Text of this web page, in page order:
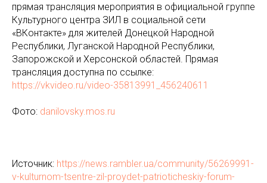
прямая трансляция мероприятия в официальной группе
Культурного центра ЗИЛ в социальной сети
«ВКонтакте» для жителей Донецкой Народной
Республики, Луганской Народной Республики,
Запорожской и Херсонской областей. Прямая
трансляция доступна по ссылке:
https://vkvideo.ru/video-35813991_456240611
Фото: danilovsky.mos.ru
Источник: https://news.rambler.ua/community/56269991-
v-kulturnom-tsentre-zil-proydet-patrioticheskiy-forum-